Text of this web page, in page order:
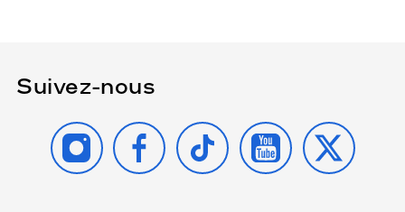
Suivez-nous
INSTAGRAMFACEBOOK
TIKTOK YOUTUBE
X